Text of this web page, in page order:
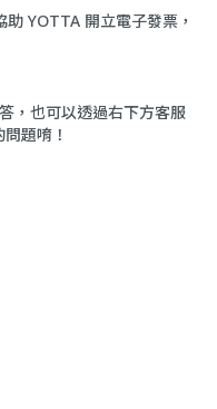
YOTTA 開立電子發票，
，也可以透過右下方客服
題唷！